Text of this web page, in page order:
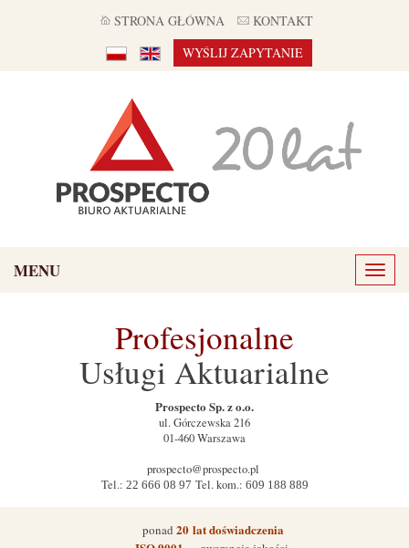
STRONA GŁÓWNA
KONTAKT
WYŚLIJ ZAPYTANIE
MENU
Toggle
Profesjonalne
Usługi Aktuarialne
Prospecto Sp. z o.o.
ul.Górczewska 216
01-460Warszawa
prospecto@prospecto.pl
Tel.: 22 666 08 97 Tel. kom.: 609 188 889
ponad 20lat doświadczenia